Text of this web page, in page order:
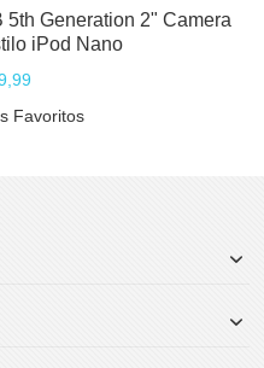
Generation 2" Camera
iPod Nano
Favoritos